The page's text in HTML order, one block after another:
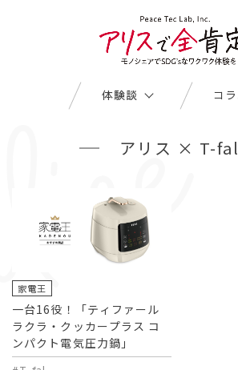
体験談
社員レビュー
商品紹介動画
コ
家電王 アリス × T-fal
家電王
一台16役！「ティファール
ラクラ・クッカープラス コ
ンパクト電気圧力鍋」